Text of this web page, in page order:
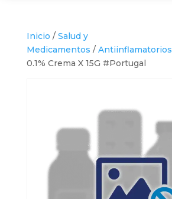
Inicio / Salud y
Medicamentos / Antiinflamatorios
0.1% Crema X 15G #Portugal